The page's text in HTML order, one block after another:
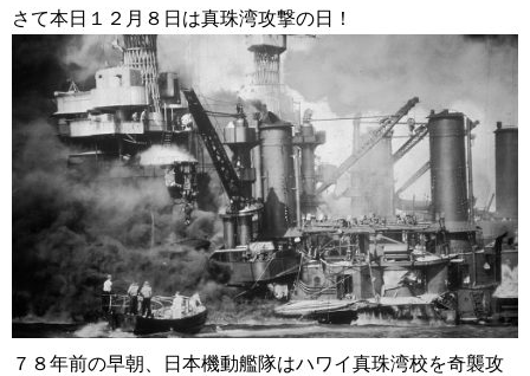
さて本日１２月８日は真珠湾攻撃の日！
７８年前の早朝、日本機動艦隊はハワイ真珠湾校を奇襲攻